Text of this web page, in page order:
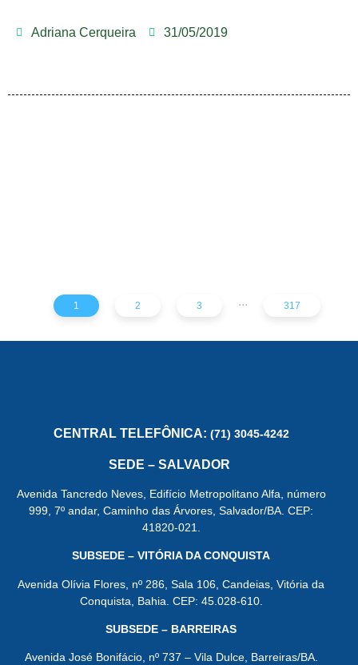
Adriana Cerqueira 31/05/2019
FISIOTERAPEUTA COM
CREFITO-7
1 2 3 ... 317
CENTRALTELEFÔNICA: (71) 3045-4242
SEDE – SALVADOR
Avenida Tancredo Neves, Edifício Metropolitano Alfa, número
999, 7º andar, Caminho das Árvores, Salvador/BA. CEP:
41820-021.
SUBSEDE – VITÓRIA DA CONQUISTA
Avenida Olívia Flores, nº 286, Sala 106, Candeias, Vitória da
Conquista, Bahia. CEP: 45.028-610.
SUBSEDE – BARREIRAS
Avenida José Bonifácio, nº 737 – Vila Dulce, Barreiras/BA.